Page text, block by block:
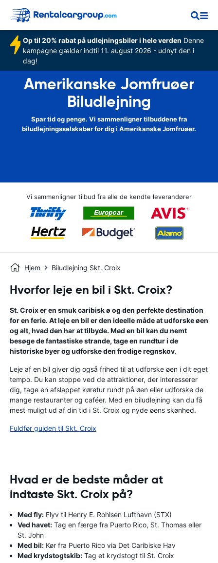
Op til 20% rabat på udlejningsbiler i hele verden Denne
kampagne gælder indtil 11. august 2026 - udnyt den i
dag!
Amerikanske Jomfruøer
Biludlejning
Spar tid og penge. Vi sammenligner tilbuddene fra
biludlejningsselskaber for dig i Amerikanske Jomfruøer.
Vi sammenligner tilbud fra alle de kendte leverandører
Hjem Biludlejning Skt. Croix
Hvorfor leje en bil i Skt. Croix?
St. Croix er en smuk caribisk ø og den perfekte destination
for en ferie. At leje en bil er den ideelle måde at udforske øen
og alt, hvad den har at tilbyde. Med en bil kan du nemt
besøge de fantastiske strande, tage en rundtur i de
historiske byer og udforske den frodige regnskov.
Leje af en bil giver dig også frihed til at udforske øen i dit eget
tempo. Du kan stoppe ved de attraktioner, der interesserer
dig, tage en afslappet køretur rundt på øen eller udforske de
mange restauranter og caféer. Med en biludlejning kan du få
mest muligt ud af din tid i St. Croix og nyde øens skønhed.
Fuldfør guiden til Skt. Croix
Hvad er de bedste måder at
indtaste Skt. Croix på?
Med fly: Flyv til Henry E. Rohlsen Lufthavn (STX)
Ved havet: Tag en færge fra Puerto Rico, St. Thomas eller
St. John
Med bil: Kør fra Puerto Rico via Det Caribiske Hav
Med krydstogtskib: Tag et krydstogt til St. Croix